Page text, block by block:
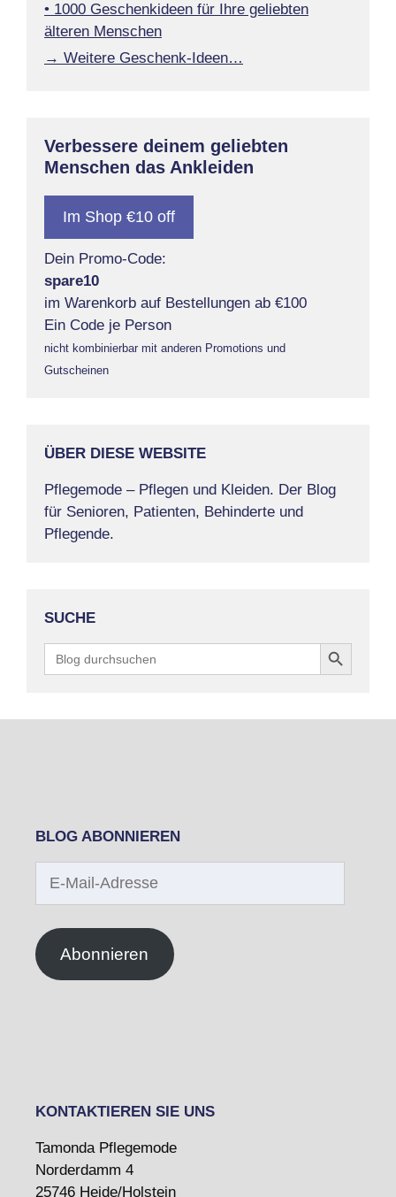
• 1000 Geschenkideen für Ihre geliebten
älteren Menschen
→ Weitere Geschenk-Ideen…
Verbessere deinem geliebten
Menschen das Ankleiden
Im Shop €10 off
Dein Promo-Code:
spare10
im Warenkorb auf Bestellungen ab €100
Ein Code je Person
nicht kombinierbar mit anderen Promotions und
Gutscheinen
ÜBER DIESE WEBSITE
Pflegemode – Pflegen und Kleiden. Der Blog
für Senioren, Patienten, Behinderte und
Pflegende.
SUCHE
for:
Search Button
BLOG ABONNIEREN
Abonnieren
KONTAKTIEREN SIE UNS
Tamonda Pflegemode
Norderdamm 4
25746 Heide/Holstein